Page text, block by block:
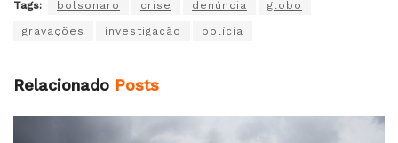
Tags: bolsonaro crise denúncia globo
gravações investigação polícia
Relacionado Posts